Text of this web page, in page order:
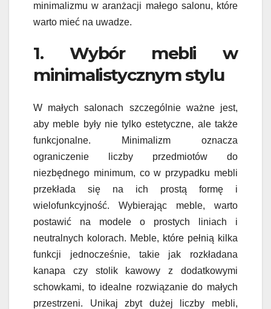
minimalizmu w aranżacji małego salonu, które
warto mieć na uwadze.
1. Wybór mebli w
minimalistycznym stylu
W małych salonach szczególnie ważne jest,
aby meble były nie tylko estetyczne, ale także
funkcjonalne. Minimalizm oznacza
ograniczenie liczby przedmiotów do
niezbędnego minimum, co w przypadku mebli
przekłada się na ich prostą formę i
wielofunkcyjność. Wybierając meble, warto
postawić na modele o prostych liniach i
neutralnych kolorach. Meble, które pełnią kilka
funkcji jednocześnie, takie jak rozkładana
kanapa czy stolik kawowy z dodatkowymi
schowkami, to idealne rozwiązanie do małych
przestrzeni. Unikaj zbyt dużej liczby mebli,